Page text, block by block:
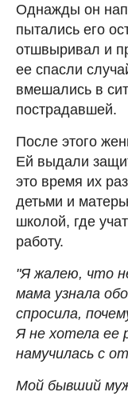
Однажды он
пытались его
отшвыривал и
ее спасли
вмешались в
пострадавшей.
После этого
Ей выдали
это время их
детьми и
школой, где
работу.
"Я жалею, что
мама узнала
спросила,
Я не хотела ее
намучилась с
Мой бывший